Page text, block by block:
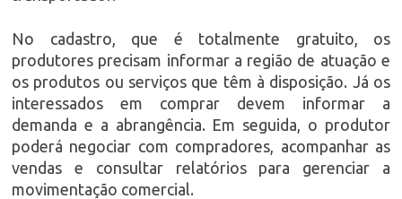
No cadastro, que é totalmente gratuito, os
produtores precisam informar a região de atuação e
os produtos ou serviços que têm à disposição. Já os
interessados em comprar devem informar a
demanda e a abrangência. Em seguida, o produtor
poderá negociar com compradores, acompanhar as
vendas e consultar relatórios para gerenciar a
movimentação comercial.